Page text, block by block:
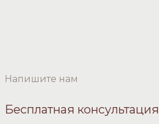
Напишите нам
Бесплатная консультация